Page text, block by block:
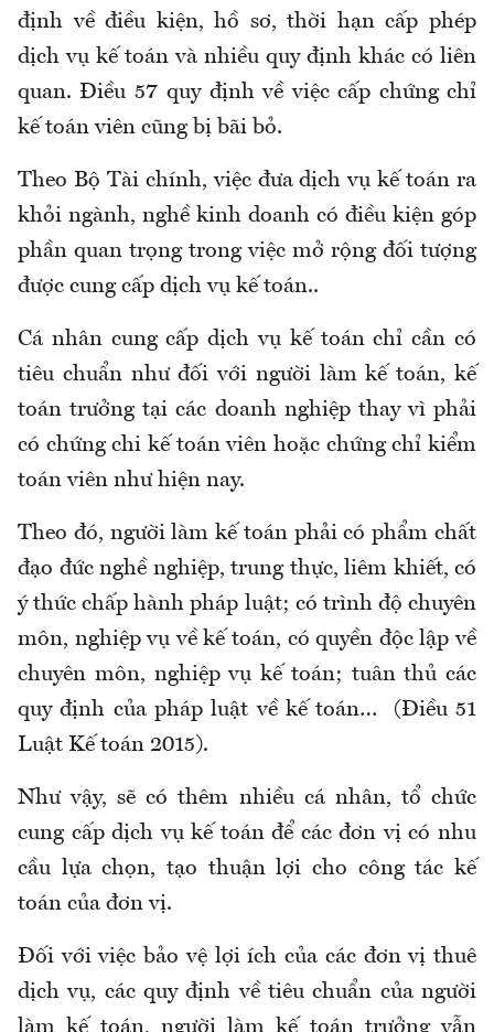
định về điều kiện, hồ sơ, thời hạn cấp phép
dịch vụ kế toán và nhiều quy định khác có liên
quan. Điều 57 quy định về việc cấp chứng chỉ
kế toán viên cũng bị bãi bỏ.
Theo Bộ Tài chính, việc đưa dịch vụ kế toán ra
khỏi ngành, nghề kinh doanh có điều kiện góp
phần quan trọng trong việc mở rộng đối tượng
được cung cấp dịch vụ kế toán..
Cá nhân cung cấp dịch vụ kế toán chỉ cần có
tiêu chuẩn như đối với người làm kế toán, kế
toán trưởng tại các doanh nghiệp thay vì phải
có chứng chi kế toán viên hoặc chứng chỉ kiểm
toán viên như hiện nay.
Theo đó, người làm kế toán phải có phẩm chất
đạo đức nghề nghiệp, trung thực, liêm khiết, có
ý thức chấp hành pháp luật; có trình độ chuyên
môn, nghiệp vụ về kế toán, có quyền độc lập về
chuyên môn, nghiệp vụ kế toán; tuân thủ các
quy định của pháp luật về kế toán… (Điều 51
Luật Kế toán 2015).
Như vậy, sẽ có thêm nhiều cá nhân, tổ chức
cung cấp dịch vụ kế toán để các đơn vị có nhu
cầu lựa chọn, tạo thuận lợi cho công tác kế
toán của đơn vị.
Đối với việc bảo vệ lợi ích của các đơn vị thuê
dịch vụ, các quy định về tiêu chuẩn của người